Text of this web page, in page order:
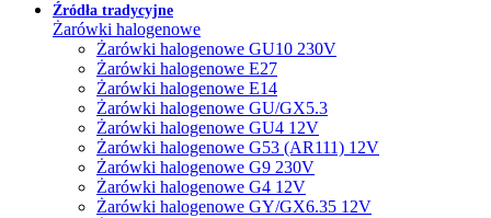
Źródła tradycyjne
Żarówki halogenowe
Żarówki halogenowe GU10 230V
Żarówki halogenowe E27
Żarówki halogenowe E14
Żarówki halogenowe GU/GX5.3
Żarówki halogenowe GU4 12V
Żarówki halogenowe G53 (AR111) 12V
Żarówki halogenowe G9 230V
Żarówki halogenowe G4 12V
Żarówki halogenowe GY/GX6.35 12V